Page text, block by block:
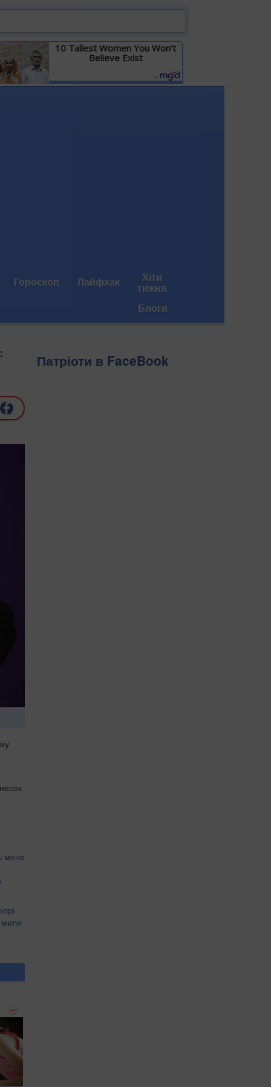
10 Tallest Women You Won't
Believe Exist
Детальніше
Гороскоп Лайфхак Хіти
тижня
Блоги
мене
Патріоти в FaceBook